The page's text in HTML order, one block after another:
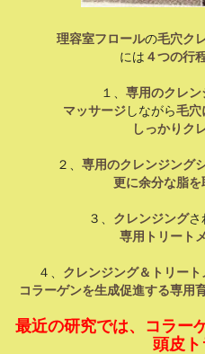
理容室フロールの毛穴ク
には ４つの行
１、 専用のクレン
マッサージしながら毛穴
しっかりク
２、 専用のクレンジング
更に余分な脂
３、 クレンジングさ
専用トリート
４、 クレンジング＆トリー
コラーゲンを生成促進する専用
最近の研究では、コラ
頭皮